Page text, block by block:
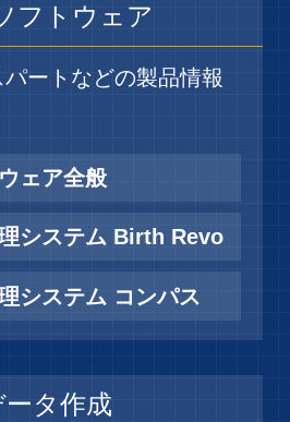
フトウェア
ートなどの製品情報
ェア全般
システム Birth Revo
システム コンパス
ータ作成